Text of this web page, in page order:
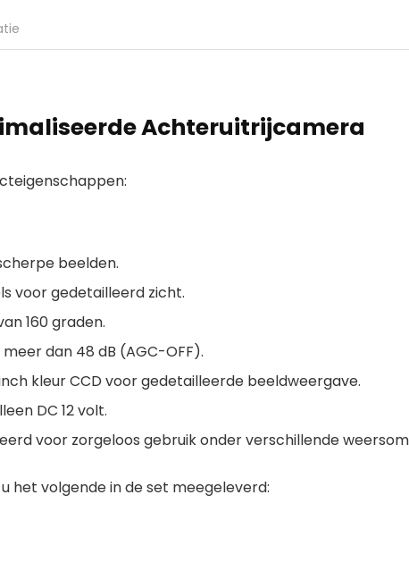
Achteruitrijcamera
beelden.
voor gedetailleerd zicht.
160 graden.
dan 48 dB (AGC-OFF).
kleur CCD voor gedetailleerde beeldweergave.
DC 12 volt.
voor zorgeloos gebruik onder verschillende
het volgende in de set meegeleverd: